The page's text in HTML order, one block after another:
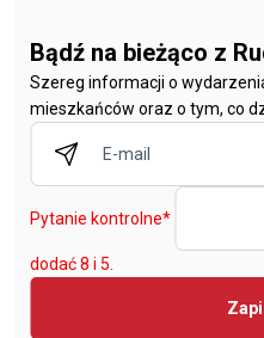
Bądź na bieżąco z
Szereg informacji o
mieszkańców oraz o tym, co
Pytanie kontrolne*
dodać 8 i 5.